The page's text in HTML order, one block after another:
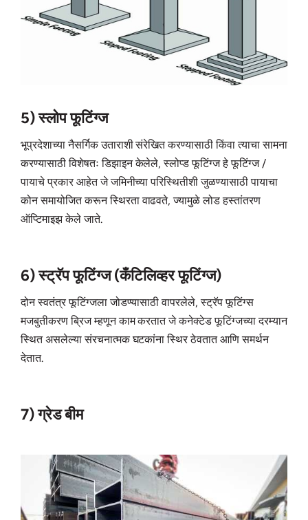
5) स्लोप फूटिंग्ज
भूप्रदेशाच्या नैसर्गिक उताराशी संरेखित करण्यासाठी किंवा त्याचा सामना
करण्यासाठी विशेषतः डिझाइन केलेले, स्लोप्ड फूटिंग्ज हे फूटिंग्ज /
पायाचे प्रकार आहेत जे जमिनीच्या परिस्थितीशी जुळण्यासाठी पायाचा
कोन समायोजित करून स्थिरता वाढवते, ज्यामुळे लोड हस्तांतरण
ऑप्टिमाइझ केले जाते.
6) स्ट्रॅप फूटिंग्ज (कँटिलिव्हर फूटिंग्ज)
दोन स्वतंत्र फूटिंग्जला जोडण्यासाठी वापरलेले, स्ट्रॅप फूटिंग्स
मजबुतीकरण ब्रिज म्हणून काम करतात जे कनेक्टेड फूटिंग्जच्या दरम्यान
स्थित असलेल्या संरचनात्मक घटकांना स्थिर ठेवतात आणि समर्थन
देतात.
7) ग्रेड बीम